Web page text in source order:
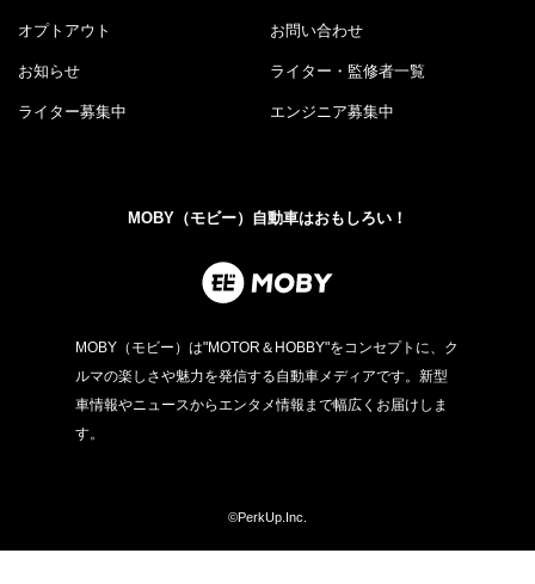
オプトアウト お問い合わせ
お知らせ ライター・監修者一覧
ライター募集中 エンジニア募集中
MOBY（モビー）自動車はおもしろい！
MOBY（モビー）は"MOTOR＆HOBBY"をコンセプトに、ク
ルマの楽しさや魅力を発信する自動車メディアです。新型
車情報やニュースからエンタメ情報まで幅広くお届けしま
す。
©PerkUp.Inc.